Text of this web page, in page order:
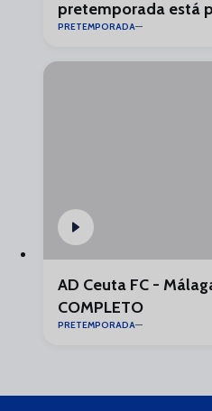
pretemporada está
PRETEMPORADA
AD Ceuta FC -
COMPLETO
PRETEMPORADA